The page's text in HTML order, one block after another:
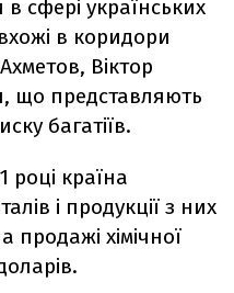
сфері українських
в коридори
Віктор
що представляють
багатіїв.
році країна
і продукції з них
продажі хімічної